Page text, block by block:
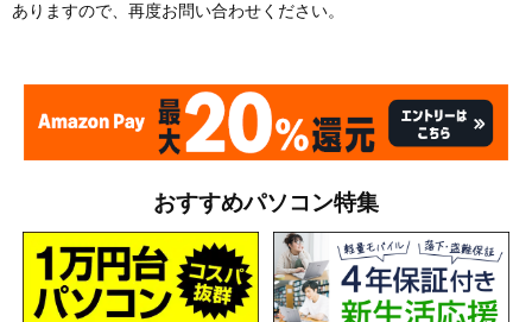
ありますので、再度お問い合わせください。
おすすめパソコン特集